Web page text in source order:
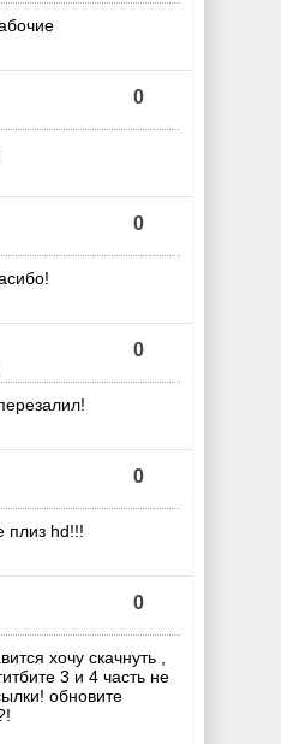
0
0
0
0
плиз hd!!!
0
хочу скачнуть ,
3 и 4 часть не
обновите